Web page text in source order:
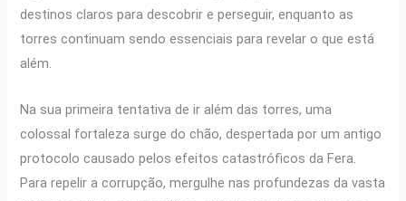
destinos claros para descobrir e perseguir, enquanto as
torres continuam sendo essenciais para revelar o que está
além.
Na sua primeira tentativa de ir além das torres, uma
colossal fortaleza surge do chão, despertada por um antigo
protocolo causado pelos efeitos catastróficos da Fera.
Para repelir a corrupção, mergulhe nas profundezas da vasta